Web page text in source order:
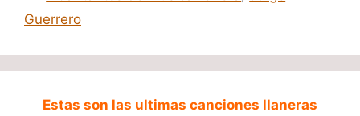
Guerrero
Estas son las ultimas canciones llaneras